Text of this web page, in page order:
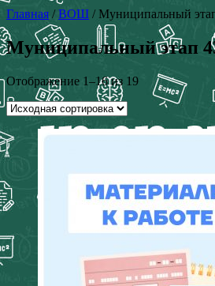
Главная /ВОШ / Муниципальный
Муниципальный этап
Отображение 1–16 из 19